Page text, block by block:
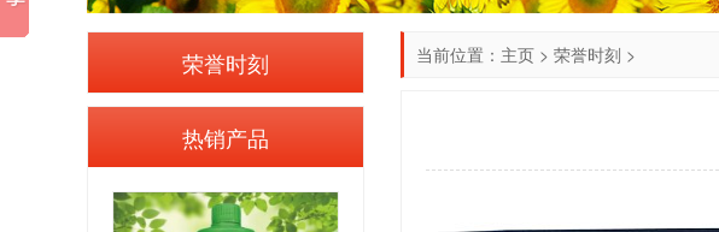
当前位置： 主页 > 荣誉时刻 >
荣誉时刻
热销产品